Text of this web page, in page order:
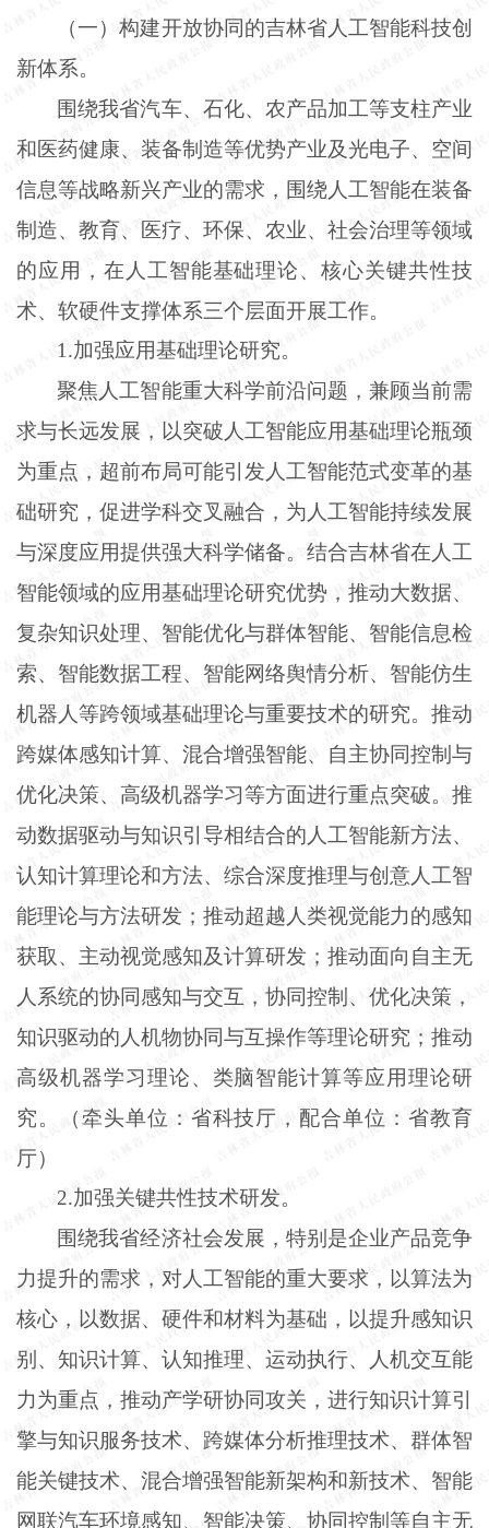
（一）构建开放协同的吉林省人工智能科技创
新体系。
围绕我省汽车、石化、农产品加工等支柱产业
和医药健康、装备制造等优势产业及光电子、空间
信息等战略新兴产业的需求，围绕人工智能在装备
制造、教育、医疗、环保、农业、社会治理等领域
的应用，在人工智能基础理论、核心关键共性技
术、软硬件支撑体系三个层面开展工作。
1 .加强应用基础理论研究。
聚焦人工智能重大科学前沿问题，兼顾当前需
求与长远发展，以突破人工智能应用基础理论瓶颈
为重点，超前布局可能引发人工智能范式变革的基
础研究，促进学科交叉融合，为人工智能持续发展
与深度应用提供强大科学储备。结合吉林省在人工
智能领域的应用基础理论研究优势，推动大数据、
复杂知识处理、智能优化与群体智能、智能信息检
索、智能数据工程、智能网络舆情分析、智能仿生
机器人等跨领域基础理论与重要技术的研究。推动
跨媒体感知计算、混合增强智能、自主协同控制与
优化决策、高级机器学习等方面进行重点突破。推
动数据驱动与知识引导相结合的人工智能新方法、
认知计算理论和方法、综合深度推理与创意人工智
能理论与方法研发；推动超越人类视觉能力的感知
获取、主动视觉感知及计算研发；推动面向自主无
人系统的协同感知与交互，协同控制、优化决策，
知识驱动的人机物协同与互操作等理论研究；推动
高级机器学习理论、类脑智能计算等应用理论研
究。（牵头单位：省科技厅，配合单位：省教育
厅）
2.加强关键共性技术研发。
围绕我省经济社会发展，特别是企业产品竞争
力提升的需求，对人工智能的重大要求，以算法为
核心，以数据、硬件和材料为基础，以提升感知识
别、知识计算、认知推理、运动执行、人机交互能
力为重点，推动产学研协同攻关，进行知识计算引
擎与知识服务技术、跨媒体分析推理技术、群体智
能关键技术、混合增强智能新架构和新技术、智能
网联汽车环境感知、智能决策、协同控制等自主无